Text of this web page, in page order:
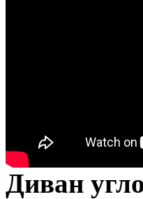
Диван